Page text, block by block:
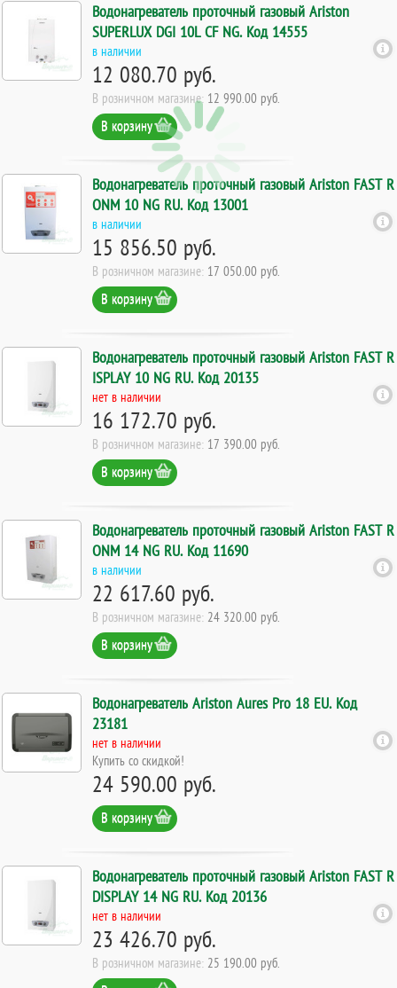
Водонагреватель проточный газовый Ariston
SUPERLUX DGI 10L CF NG. Код 14555
в наличии
12 080.70 руб.
В розничном магазине: 12 990.00 руб.
В корзину
Водонагреватель проточный газовый Ariston FAST R
ONM 10 NG RU. Код 13001
в наличии
15 856.50 руб.
В розничном магазине: 17 050.00 руб.
В корзину
Водонагреватель проточный газовый Ariston FAST R
ISPLAY 10 NG RU. Код 20135
нет в наличии
16 172.70 руб.
В розничном магазине: 17 390.00 руб.
В корзину
Водонагреватель проточный газовый Ariston FAST R
ONM 14 NG RU. Код 11690
в наличии
22 617.60 руб.
В розничном магазине: 24 320.00 руб.
В корзину
Водонагреватель Ariston Aures Pro 18 EU. Код
23181
нет в наличии
Купить со скидкой!
24 590.00 руб.
В корзину
Водонагреватель проточный газовый Ariston FAST R
DISPLAY 14 NG RU. Код 20136
нет в наличии
23 426.70 руб.
В розничном магазине: 25 190.00 руб.